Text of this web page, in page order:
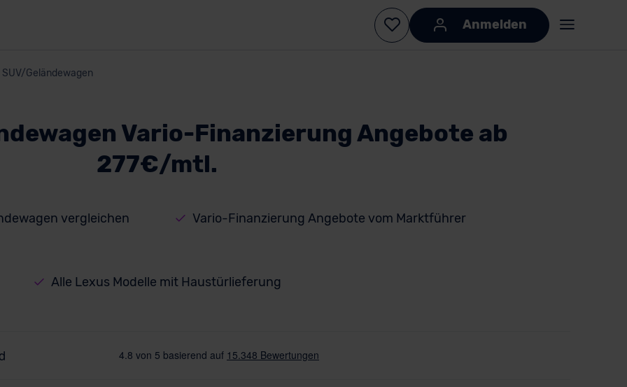
Anmelden
SUV/Geländewagen
Vario-Finanzierung Angebote ab
277€/mtl.
vergleichen Vario-Finanzierung Angebote vom Marktführer
Alle Lexus Modelle mit Haustürlieferung